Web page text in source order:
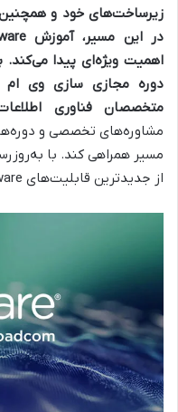
زیرساخت‌های خود و
در این مسیر،آموزش Vmware
اهمیت ویژه‌ای پیدا
دوره مجازی سازی وی ام
متخصصان فناوری
مشاوره‌های تخصصی و
مسیر همراهی کند. با
از جدیدترین قابلیت‌های VMware به بهترین شکل بهره‌مند شوید.